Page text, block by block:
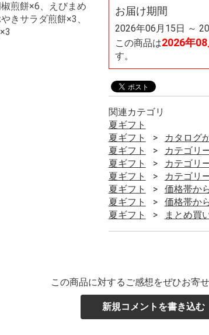
お届け期間
2026年06月15日 ～
この商品は2026年
す。
煎餅×6、えびまめ
きサラダ煎餅×3、
関連カテゴリ
夏ギフト
夏ギフト
カタログ
夏ギフト
カテゴリ
夏ギフト
カテゴリ
夏ギフト
カテゴリ
夏ギフト
価格帯か
夏ギフト
価格帯か
夏ギフト
まとめ買
この商品に対するご感想をぜひお寄せ
新規コメントを書き込む